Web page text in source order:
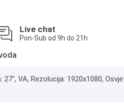
Live chat
Pon-Sub od 9h do 21h
27", VA, Rezolucija: 1920x1080,